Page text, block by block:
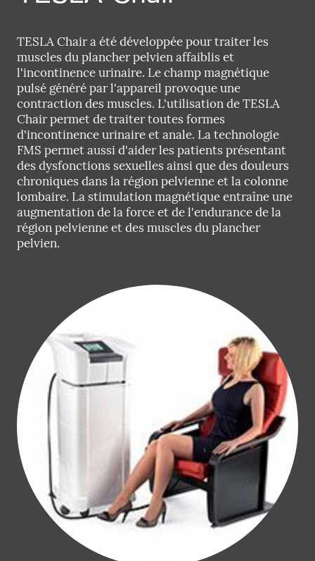
TESLA Chair a été développée pour traiter les
muscles du plancher pelvien affaiblis et
l'incontinence urinaire. Le champ magnétique
pulsé généré par l'appareil provoque une
contraction des muscles. L'utilisation de TESLA
Chair permet de traiter toutes formes
d'incontinence urinaire et anale. La technologie
FMS permet aussi d'aider les patients présentant
des dysfonctions sexuelles ainsi que des douleurs
chroniques dans la région pelvienne et la colonne
lombaire. La stimulation magnétique entraîne une
augmentation de la force et de l'endurance de la
région pelvienne et des muscles du plancher
pelvien.